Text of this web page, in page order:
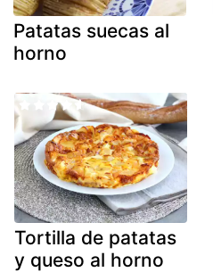
Patatas suecas al
horno
Tortilla de patatas
y queso al horno